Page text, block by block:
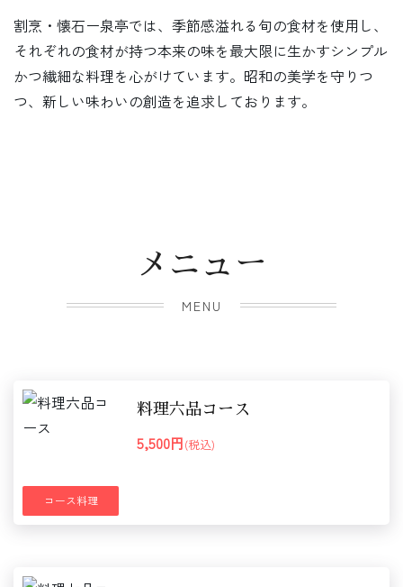
割烹・懐石ー泉亭では、季節感溢れる旬の食材を使用し、
それぞれの食材が持つ本来の味を最大限に生かすシンプル
かつ繊細な料理を心がけています。昭和の美学を守りつ
つ、新しい味わいの創造を追求しております。
メニュー
MENU
コース料理
料理六品コース
5,500円(税込)